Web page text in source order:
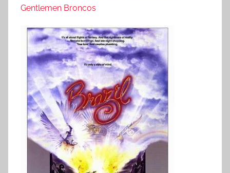
Gentlemen Broncos